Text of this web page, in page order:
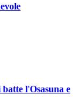
l'Osasuna e